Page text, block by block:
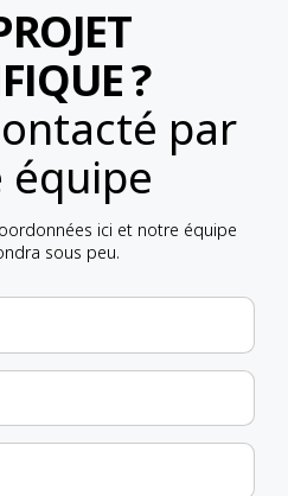
?
par
ici et notre équipe
sous peu.